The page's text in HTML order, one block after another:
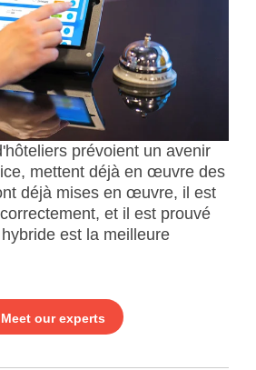
prévoient un avenir
mettent déjà en œuvre des
déjà mises en œuvre, il est
et il est prouvé
est la meilleure
Meet our experts